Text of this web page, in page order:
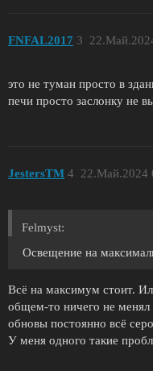
FNFAL2017 3
это не туман просто в
печи просто заслонку не
JestersTM 22.Май.2024
4
Felmyst:
Освещение на
Всё на максимум стоит.
общем-то ничего не менял
обновы постоянно всё
У меня одного такие